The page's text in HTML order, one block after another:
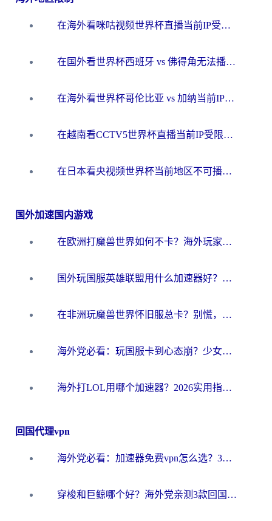
在海外看咪咕视频世界杯直播当前IP受限制？这篇指南帮你搞定所有体育赛事观看难题
在国外看世界杯西班牙 vs 佛得角无法播放？这篇指南帮你解锁所有中文体育直播
在海外看世界杯哥伦比亚 vs 加纳当前IP受限制？这篇指南帮你流畅看中文解说赛事
在越南看CCTV5世界杯直播当前IP受限制？海外党体育观赛终极指南来了
在日本看央视频世界杯当前地区不可播放？海外党体育观赛终极指南
国外加速国内游戏
在欧洲打魔兽世界如何不卡？海外玩家的国服游戏加速终极攻略
国外玩国服英雄联盟用什么加速器好？海外党亲测有效的国服游戏加速指南
在非洲玩魔兽世界怀旧服总卡？别慌，这份指南帮你丝滑开荒
海外党必看：玩国服卡到心态崩？少女前线云图计划加速器免费推荐+碧蓝航线足球世界流畅攻略
海外打LOL用哪个加速器？2026实用指南：从延迟到设备适配，一篇解决你的国服游戏痛点
回国代理vpn
海外党必看：加速器免费vpn怎么选？3步教你无缝访问国内资源
穿梭和巨鲸哪个好？海外党亲测3款回国加速器，教你避开90%的坑